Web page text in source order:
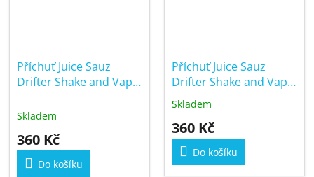
Příchuť Juice Sauz
Drifter Shake and Vape
Apple
Skladem
360 Kč
Do košíku
Příchuť Juice Sauz
Drifter Shake and Vape
16/60ml Watermelon
Ice
Průměrné
produktu
5,0
Skladem
360 Kč
Do košíku